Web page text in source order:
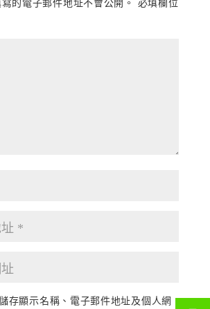
的電子郵件地址不會公開。
必填欄位
存顯示名稱、電子郵件地址及個人網